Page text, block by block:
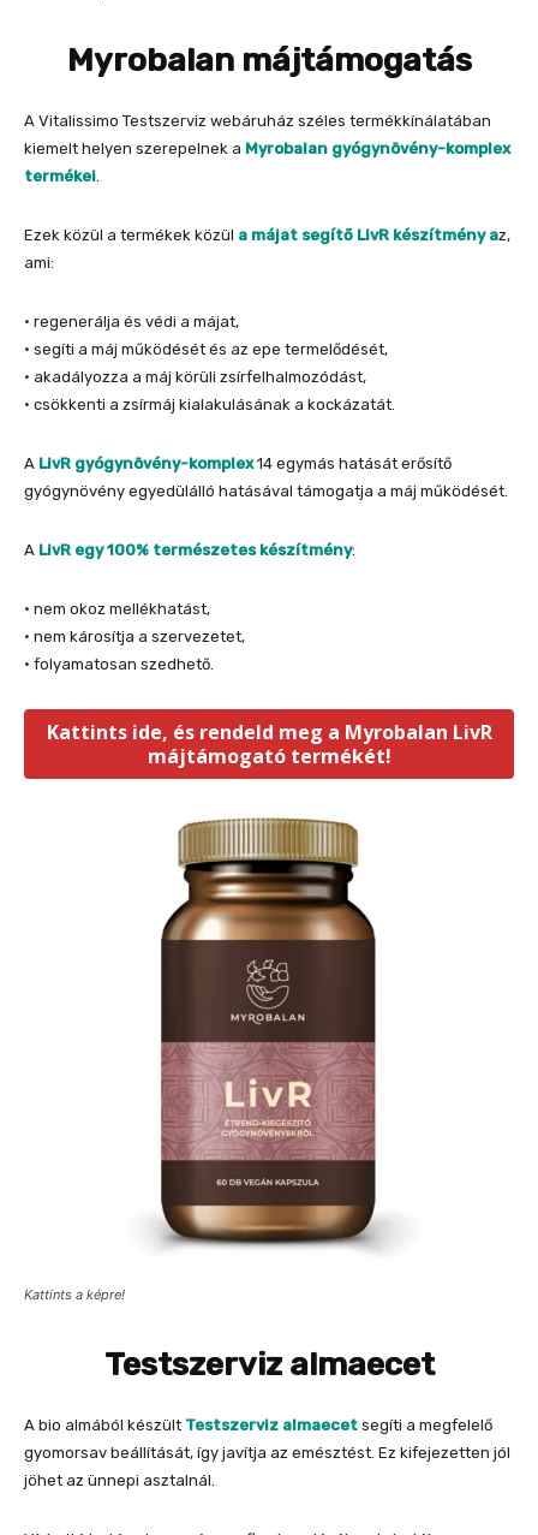
Myrobalan májtámogatás
A Vitalissimo Testszerviz webáruház széles termékkínálatában
kiemelt helyen szerepelnek a Myrobalan gyógynövény-komplex
termékei
Ezek közül a termékek közül a májat segítő LivR készítmény az,
ami:
• regenerálja és védi a májat,
• segíti a máj működését és az epe termelődését,
• akadályozza a máj körüli zsírfelhalmozódást,
• csökkenti a zsírmáj kialakulásának a kockázatát.
A LivR gyógynövény-komplex14 egymás hatását erősítő
gyógynövény egyedülálló hatásával támogatja a máj működését.
A LivR egy 100% természetes készítmény:
• nem okoz mellékhatást,
• nem károsítja a szervezetet,
• folyamatosan szedhető.
Kattints ide, és rendeld meg a Myrobalan LivR
májtámogató termékét!
Kattints a képre!
Testszerviz almaecet
A bio almából készült Testszerviz almaecet segíti a megfelelő
gyomorsav beállítását, így javítja az emésztést. Ez kifejezetten jól
jöhet az ünnepi asztalnál.